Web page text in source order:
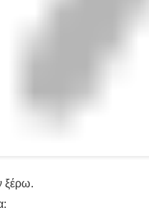
: Τα καλώδια χάλυβα 12
: Τα στρώματα